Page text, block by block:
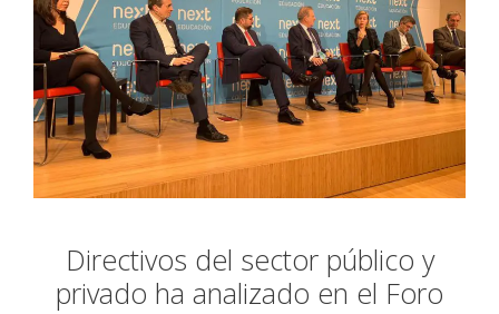
Directivos del sector público y
privado ha analizado en el Foro